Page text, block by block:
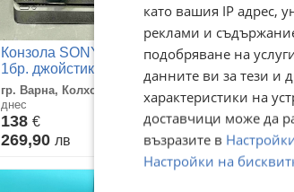
Конзола SONY - PS4 SLIM с
1бр. джойстик и 1бр. игра
гр. Варна, Колхозен пазар
днес
138 €
269,90 лв
комплект
гр.
днес
210 €
410,72
като вашия IP адрес,
реклами и
подобряване на
данните ви за тези и
характеристики на
доставчици може да
възразите в
Настройки на